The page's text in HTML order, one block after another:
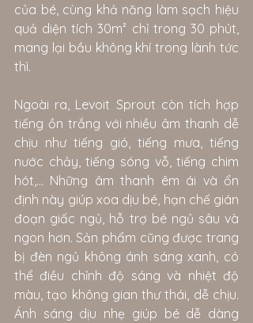
của bé, cùng khả năng làm sạch hiệu
quả diện tích 30m² chỉ trong 30 phút,
mang lại bầu không khí trong lành tức
thì.
Ngoài ra, Levoit Sprout còn tích hợp
tiếng ồn trắng với nhiều âm thanh dễ
chịu như tiếng gió, tiếng mưa, tiếng
nước chảy, tiếng sóng vỗ, tiếng chim
hót,... Những âm thanh êm ái và ổn
định này giúp xoa dịu bé, hạn chế gián
đoạn giấc ngủ, hỗ trợ bé ngủ sâu và
ngon hơn. Sản phẩm cũng được trang
bị đèn ngủ không ánh sáng xanh, có
thể điều chỉnh độ sáng và nhiệt độ
màu, tạo không gian thư thái, dễ chịu.
Ánh sáng dịu nhẹ giúp bé dễ dàng